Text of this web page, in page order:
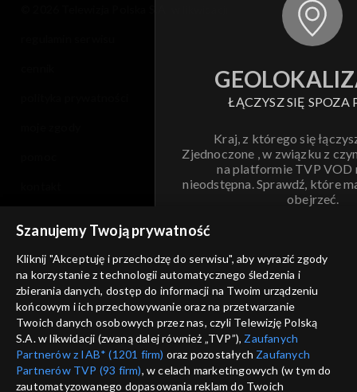
ŁĄCZYSZ SIĘ SPOZA
Kraj, z którego się
Zjednoczone , w związku z
na platformie TVP VOD
nieodstępna. Sprawdź, które
obejrzeć.
ANULUJ
informacje o dostawcy usług
Szanujemy Twoją prywatność
Kliknij "Akceptuję i przechodzę do serwisu", aby wyrazić zgody
na korzystanie z technologii automatycznego śledzenia i
zbierania danych, dostęp do informacji na Twoim urządzeniu
końcowym i ich przechowywanie oraz na przetwarzanie
Twoich danych osobowych przez nas, czyli Telewizję Polską
S.A. w likwidacji (zwaną dalej również „TVP”), Zaufanych
Partnerów z IAB* (1201 firm) oraz pozostałych Zaufanych
Partnerów TVP (93 firm), w celach marketingowych (w tym do
zautomatyzowanego dopasowania reklam do Twoich